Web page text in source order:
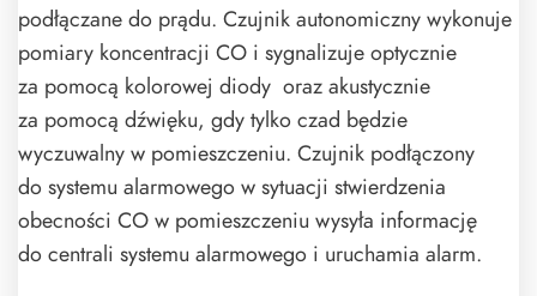
podłączane do prądu. Czujnik autonomiczny wykonuje
pomiary koncentracji CO i sygnalizuje optycznie
za pomocą kolorowej diody oraz akustycznie
za pomocą dźwięku, gdy tylko czad będzie
wyczuwalny w pomieszczeniu. Czujnik podłączony
do systemu alarmowego w sytuacji stwierdzenia
obecności CO w pomieszczeniu wysyła informację
do centrali systemu alarmowego i uruchamia alarm.